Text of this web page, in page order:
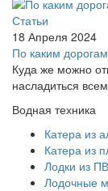
Статьи
18 Апреля 2024
По каким
Куда же можно
насладиться
Водная техника
Катера из
Катера из
Лодки из
Лодочные